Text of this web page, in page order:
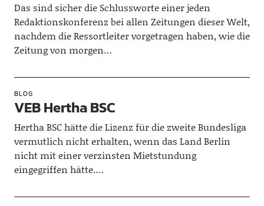
Das sind sicher die Schlussworte einer jeden
Redaktionskonferenz bei allen Zeitungen dieser Welt,
nachdem die Ressortleiter vorgetragen haben, wie die
Zeitung von morgen…
BLOG
VEB Hertha BSC
Hertha BSC hätte die Lizenz für die zweite Bundesliga
vermutlich nicht erhalten, wenn das Land Berlin
nicht mit einer verzinsten Mietstundung
eingegriffen hätte.…